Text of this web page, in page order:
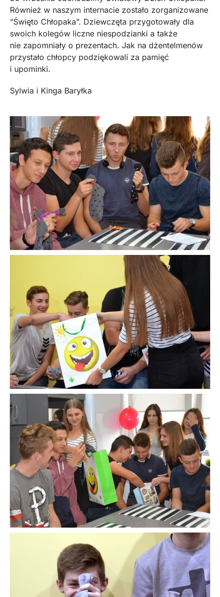
Również w naszym internacie zostało zorganizowane
“Święto Chłopaka”. Dziewczęta przygotowały dla
swoich kolegów liczne niespodzianki a także
nie zapomniały o prezentach. Jak na dżentelmenów
przystało chłopcy podziękowali za pamięć
i upominki.
Sylwia i Kinga Baryłka